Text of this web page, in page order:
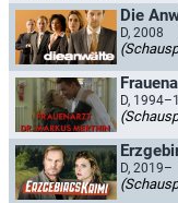
Die
D, 2008
D,
D, 2019–